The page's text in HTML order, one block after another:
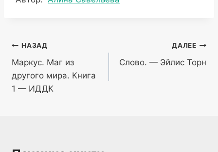
Навигация
по
записям
НАЗАД
Маркус. Маг из
другого мира. Книга
1 — ИДДК
ДАЛЕЕ
Слово. — Эйлис Торн